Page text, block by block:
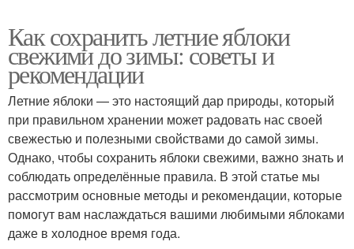
Как сохранить летние яблоки
свежими до зимы: советы и
рекомендации
Летние яблоки — это настоящий дар природы, который
при правильном хранении может радовать нас своей
свежестью и полезными свойствами до самой зимы.
Однако, чтобы сохранить яблоки свежими, важно знать и
соблюдать определённые правила. В этой статье мы
рассмотрим основные методы и рекомендации, которые
помогут вам наслаждаться вашими любимыми яблоками
даже в холодное время года.